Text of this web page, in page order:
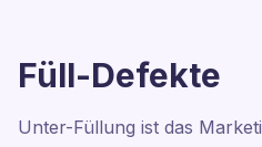
Füll-Defekte
Unter-Füllung ist das